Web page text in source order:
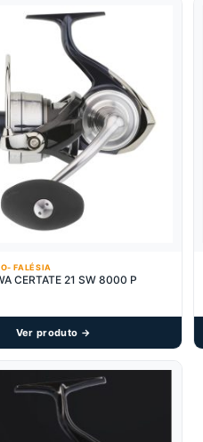
FALÉSIA
CERTATE 21 SW 8000 P
Ver produto →